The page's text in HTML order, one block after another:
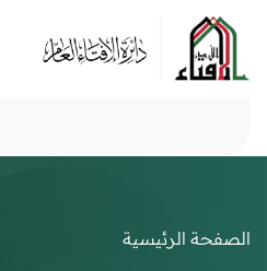
الصفحة الرئيسية